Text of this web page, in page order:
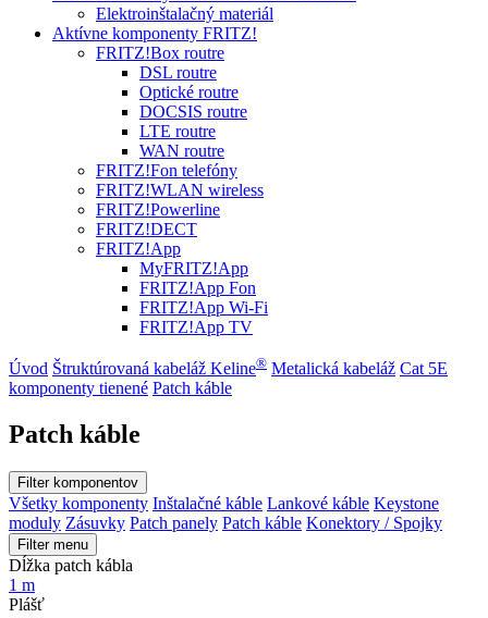
Elektroinštalačný materiál
Aktívne komponenty FRITZ!
FRITZ!Box routre
DSL routre
Optické routre
DOCSIS routre
LTE routre
WAN routre
FRITZ!Fon telefóny
FRITZ!WLAN wireless
FRITZ!Powerline
FRITZ!DECT
FRITZ!App
MyFRITZ!App
FRITZ!App Fon
FRITZ!App Wi-Fi
FRITZ!App TV
Úvod Štruktúrovaná kabeláž Keline® Metalická kabeláž Cat 5E
komponenty tienené Patch káble
Patch káble
Filter komponentov
Všetky komponenty Inštalačné káble Lankové káble Keystone
moduly Zásuvky Patch panely Patch káble Konektory / Spojky
Filter menu
Dĺžka patch kábla
1 m
Plášť